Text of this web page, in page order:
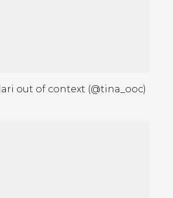
out of context (@tina_ooc)